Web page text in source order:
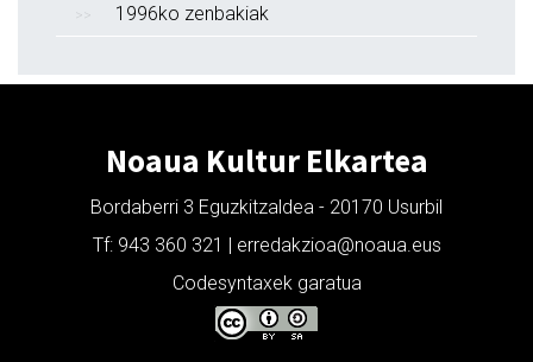
1996ko zenbakiak
Noaua Kultur Elkartea
Bordaberri 3 Eguzkitzaldea - 20170 Usurbil
Tf: 943 360 321 | erredakzioa@noaua.eus
Codesyntaxek garatua